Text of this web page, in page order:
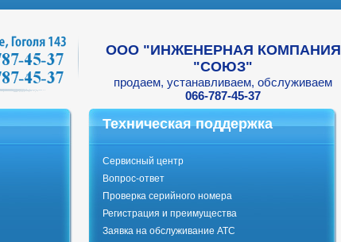
ООО "ИНЖЕНЕРНАЯ КОМПАНИЯ
"СОЮЗ"
продаем, устанавливаем, обслуживаем
066-787-45-37
Техническая поддержка
Сервисный центр
Вопрос-ответ
Проверка серийного номера
Регистрация и преимущества
Заявка на обслуживание АТС